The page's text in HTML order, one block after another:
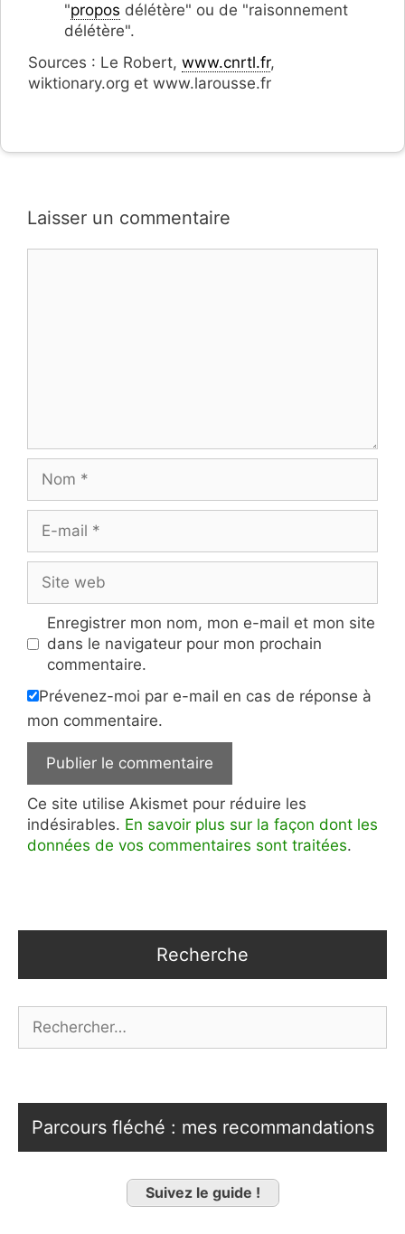
"propos délétère" ou de "raisonnement
délétère".
Sources : Le Robert, www.cnrtl.fr,
wiktionary.org et www.larousse.fr
Laisser un commentaire
mail
web
Enregistrer mon nom, mon e-mail et mon site
dans le navigateur pour mon prochain
commentaire.
Prévenez-moi par e-mail en cas de réponse à
mon commentaire.
Ce site utilise Akismet pour réduire les
indésirables. En savoir plus sur la façon dont les
données de vos commentaires sont traitées.
Recherche
Parcours fléché : mes recommandations
Suivez le guide !